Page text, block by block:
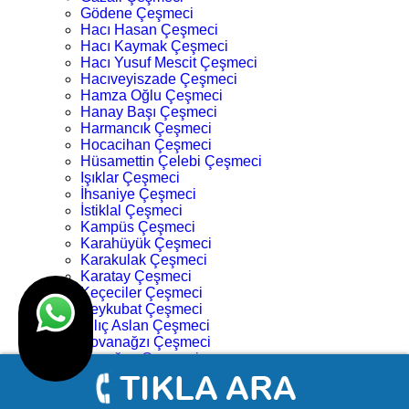
Gödene Çeşmeci
Hacı Hasan Çeşmeci
Hacı Kaymak Çeşmeci
Hacı Yusuf Mescit Çeşmeci
Hacıveyiszade Çeşmeci
Hamza Oğlu Çeşmeci
Hanay Başı Çeşmeci
Harmancık Çeşmeci
Hocacihan Çeşmeci
Hüsamettin Çelebi Çeşmeci
Işıklar Çeşmeci
İhsaniye Çeşmeci
İstiklal Çeşmeci
Kampüs Çeşmeci
Karahüyük Çeşmeci
Karakulak Çeşmeci
Karatay Çeşmeci
Keçeciler Çeşmeci
Keykubat Çeşmeci
Kılıç Aslan Çeşmeci
Kovanağzı Çeşmeci
Kozağaç Çeşmeci
Köprü Başı Çeşmeci
Köyceğiz Çeşmeci